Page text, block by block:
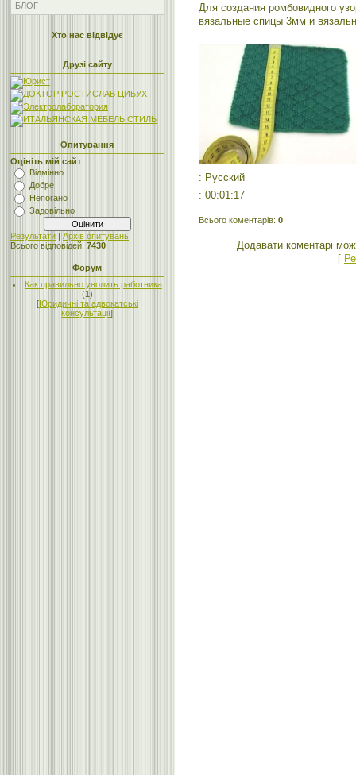
БЛОГ
Хто нас відвідує
Друзі сайту
Опитування
Оцініть мій сайт
Відмінно
Добре
Непогано
Задовільно
Результати | Архів опитувань
Всього відповідей: 7430
Форум
Как правильно уволить работника
(1)
[Юридичні та адвокатські
консультації]
Для создания ромбовидного
вязальные спицы 3мм и
: Русский
: 00:01:17
Всього коментарів: 0
Додавати коментарі
[